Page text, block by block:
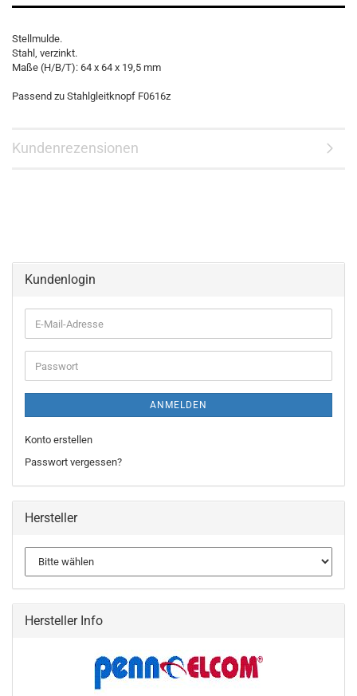
Stellmulde.
Stahl, verzinkt.
Maße (H/B/T): 64 x 64 x 19,5 mm
Passend zu Stahlgleitknopf F0616z
Kundenrezensionen
Kundenlogin
ANMELDEN
Konto erstellen
Passwort vergessen?
Hersteller
Hersteller Info